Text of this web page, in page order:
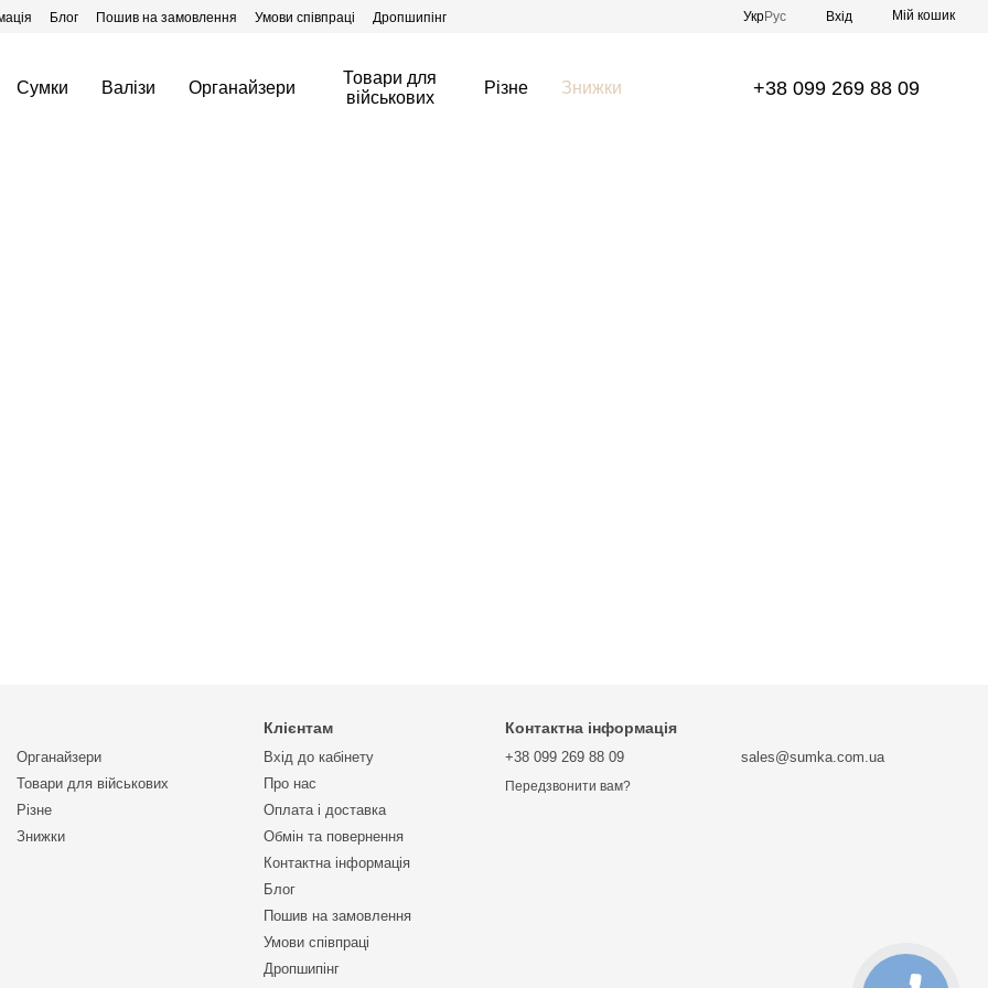
Блог Пошив на замовлення Умови співпраці Дропшипінг УкрРус Вхід Мій кошик
Сумки Валізи Органайзери
Товари для
військових
Різне Знижки +38 099 269 88 09
Органайзери
Товари для військових
Різне
Знижки
Клієнтам
Вхід до кабінету
Про нас
Оплата і доставка
Обмін та повернення
Контактна інформація
Блог
Пошив на замовлення
Умови співпраці
Дропшипінг
Контактна інформація
+38 099 269 88 09
Передзвонити вам?
sales@sumka.com.ua